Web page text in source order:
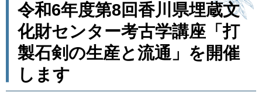
令和6年度第8回香川県埋蔵文
化財センター考古学講座「打
製石剣の生産と流通」を開催
します